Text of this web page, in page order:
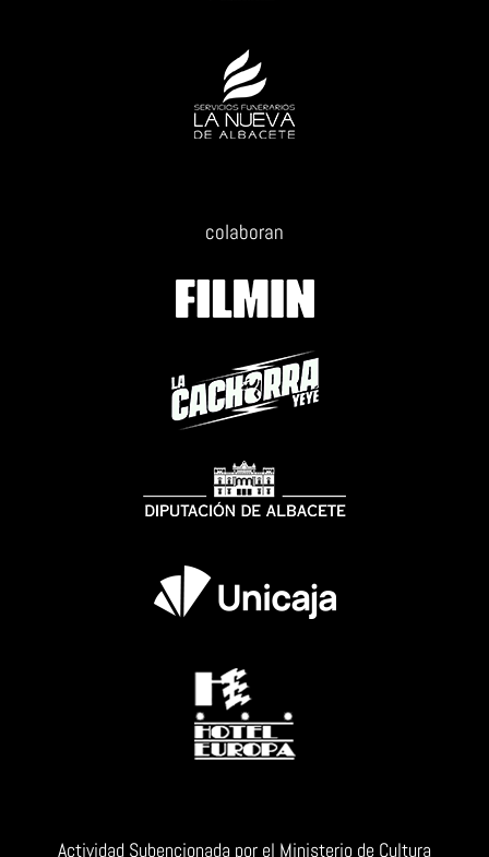
colaboran
Actividad Subencionada por el Ministerio de Cultura